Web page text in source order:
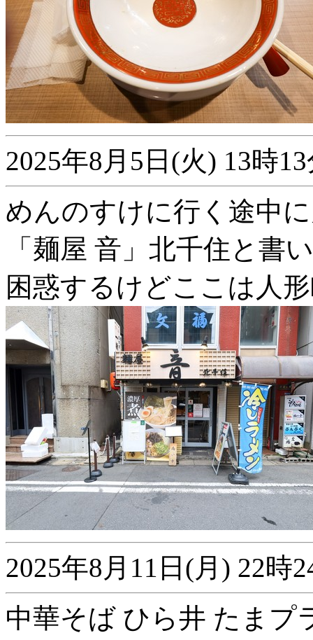
2025年8月5日(火) 13時
めんのすけに行く途中
「麺屋 音」北千住と書
困惑するけどここは人
2025年8月11日(月) 22時
中華そば ひら井 たまプ